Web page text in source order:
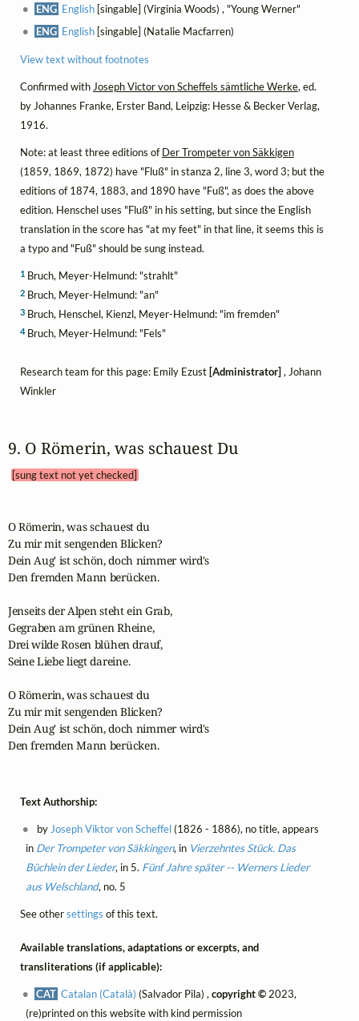
ENG English [singable] (Virginia Woods) , "Young Werner"
ENG English [singable] (Natalie Macfarren)
View text without footnotes
Confirmed with Joseph Victor von Scheffels sämtliche Werke, ed.
by Johannes Franke, Erster Band, Leipzig: Hesse & Becker Verlag,
1916.
Note: at least three editions ofDer Trompeter von Säkkigen
(1859, 1869, 1872) have "Fluß" in stanza 2, line 3, word 3; but the
editions of 1874, 1883, and 1890 have "Fuß", as does the above
edition. Henschel uses "Fluß" in his setting, but since the English
translation in the score has "at my feet" in that line, it seems this is
a typo and "Fuß" should be sung instead.
1Bruch, Meyer-Helmund: "strahlt"
2Bruch, Meyer-Helmund: "an"
3Bruch, Henschel, Kienzl, Meyer-Helmund: "im fremden"
4Bruch, Meyer-Helmund: "Fels"
Research team for this page: Emily Ezust [Administrator] , Johann
Winkler
9. O Römerin, was schauest Du
[sung text not yet checked]
O Römerin, was schauest du
Zu mir mit sengenden Blicken?
Dein Aug' ist schön, doch nimmer wird's
Den fremden Mann berücken.
Jenseits der Alpen steht ein Grab,
Gegraben am grünen Rheine,
Drei wilde Rosen blühen drauf,
Seine Liebe liegt dareine.
O Römerin, was schauest du
Zu mir mit sengenden Blicken?
Dein Aug' ist schön, doch nimmer wird's
Den fremden Mann berücken.
Text Authorship:
by Joseph Viktor von Scheffel(1826 - 1886), no title, appears
in Der Trompeter von Säkkingen, in Vierzehntes Stück. Das
Büchlein der Lieder, in 5. Fünf Jahre später -- Werners Lieder
aus Welschland, no. 5
See othersettings of this text.
Available translations, adaptations or excerpts, and
transliterations (if applicable):
CAT Catalan (Català) (Salvador Pila) ,copyright ©2023,
(re)printed on this website with kind permission